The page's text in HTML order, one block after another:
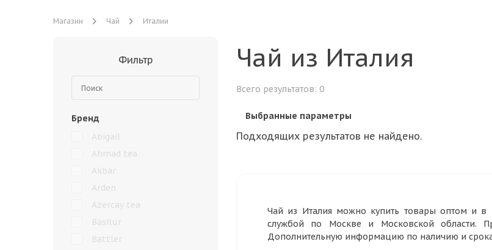
Магазин Чай Италии
Фильтр
Бренд
Abigail
Ahmad tea
Akbar
Arden
Azercay tea
Basilur
Battler
Чай из Италия
Всего результатов: 0
Выбранные параметры
Подходящих результатов не найдено.
Чай из Италия можно купить товары оптом и в
службой по Москве и Московской области.
Дополнительную информацию по наличию и